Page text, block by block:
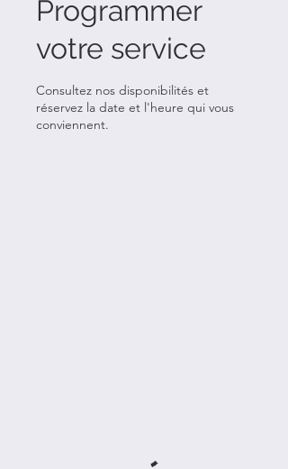
Programmer
votre service
Consultez nos disponibilités et
réservez la date et l'heure qui vous
conviennent.